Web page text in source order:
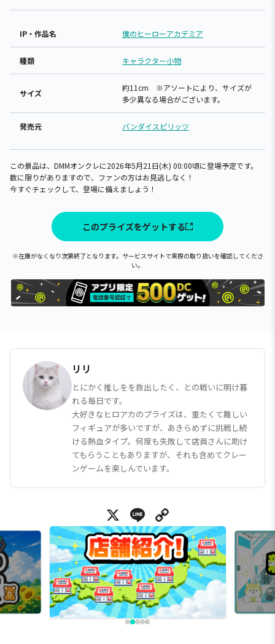
IP・作品名 僕のヒーローアカデミア
種類 キャラクター小物
サイズ
約11cm ※アソートにより、サイズが
多少異なる場合がございます。
発売元 バンダイスピリッツ
この景品は、DMMオンクレに2026年5月21日(木) 00:00頃に登場予定です。
数に限りがありますので、ファンの方はお見逃しなく！
今すぐチェックして、登場に備えましょう！
このプライズをゲットする
※在庫がなくなり次第終了となります。サービスサイトで実際の取り扱いを確認してくださ
い。
リリ
とにかく推しをを救出したく、との戦いに明け暮
れる毎日です。
大好きなヒロアカのプライズは、重たくて難しい
フィギュアが多いですが、あきらめずに挑戦し続
ける熱血タイプ。何度も失敗して店員さんに助け
てもらうこともありますが、それも含めてクレー
ンゲームを楽しんでいます。
X Line